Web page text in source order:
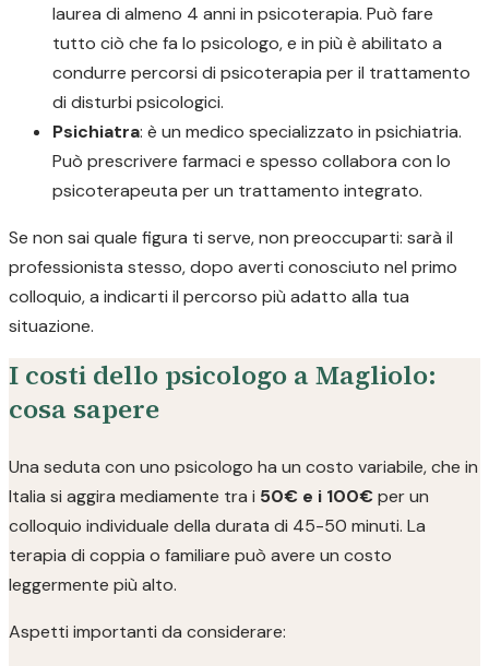
laurea di almeno 4 anni in psicoterapia. Può fare
tutto ciò che fa lo psicologo, e in più è abilitato a
condurre percorsi di psicoterapia per il trattamento
di disturbi psicologici.
Psichiatra: è un medico specializzato in psichiatria.
Può prescrivere farmaci e spesso collabora con lo
psicoterapeuta per un trattamento integrato.
Se non sai quale figura ti serve, non preoccuparti: sarà il
professionista stesso, dopo averti conosciuto nel primo
colloquio, a indicarti il percorso più adatto alla tua
situazione.
I costi dello psicologo a Magliolo:
cosa sapere
Una seduta con uno psicologo ha un costo variabile, che in
Italia si aggira mediamente tra i 50€ e i 100€ per un
colloquio individuale della durata di 45-50 minuti. La
terapia di coppia o familiare può avere un costo
leggermente più alto.
Aspetti importanti da considerare: